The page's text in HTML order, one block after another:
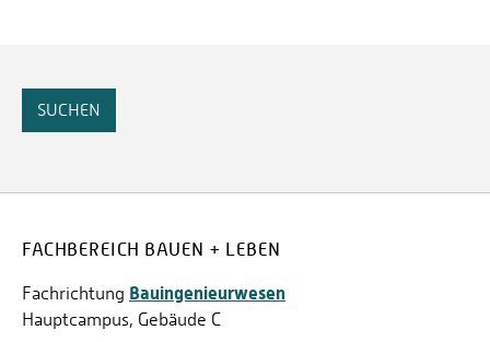
SUCHEN
FACHBEREICH BAUEN + LEBEN
Fachrichtung Bauingenieurwesen
Hauptcampus, Gebäude C